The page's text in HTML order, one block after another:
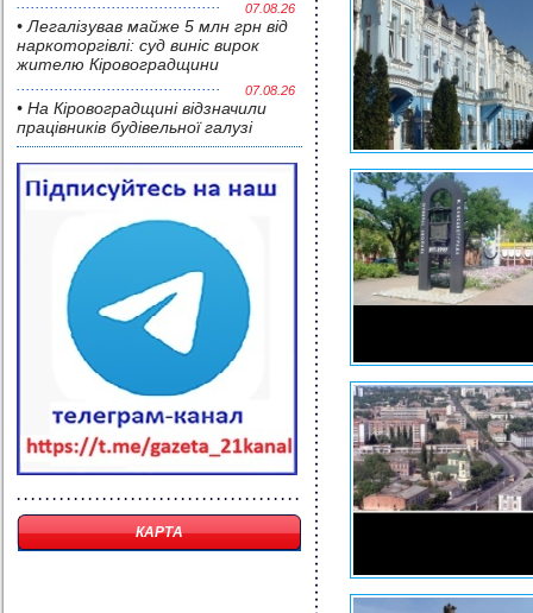
07.08.26
• Легалізував майже 5 млн грн від
наркоторгівлі: суд виніс вирок
жителю Кіровоградщини
07.08.26
• На Кіровоградщині відзначили
працівників будівельної галузі
КАРТА